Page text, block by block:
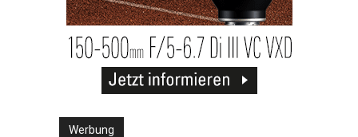
Werbung